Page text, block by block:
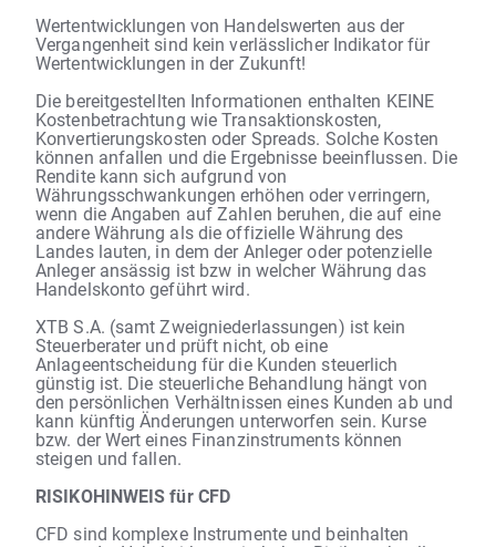
Wertentwicklungen von Handelswerten aus der
Vergangenheit sind kein verlässlicher Indikator für
Wertentwicklungen in der Zukunft!
Die bereitgestellten Informationen enthalten KEINE
Kostenbetrachtung wie Transaktionskosten,
Konvertierungskosten oder Spreads. Solche Kosten
können anfallen und die Ergebnisse beeinflussen. Die
Rendite kann sich aufgrund von
Währungsschwankungen erhöhen oder verringern,
wenn die Angaben auf Zahlen beruhen, die auf eine
andere Währung als die offizielle Währung des
Landes lauten, in dem der Anleger oder potenzielle
Anleger ansässig ist bzw in welcher Währung das
Handelskonto geführt wird.
XTB S.A. (samt Zweigniederlassungen) ist kein
Steuerberater und prüft nicht, ob eine
Anlageentscheidung für die Kunden steuerlich
günstig ist. Die steuerliche Behandlung hängt von
den persönlichen Verhältnissen eines Kunden ab und
kann künftig Änderungen unterworfen sein. Kurse
bzw. der Wert eines Finanzinstruments können
steigen und fallen.
RISIKOHINWEIS für CFD
CFD sind komplexe Instrumente und beinhalten